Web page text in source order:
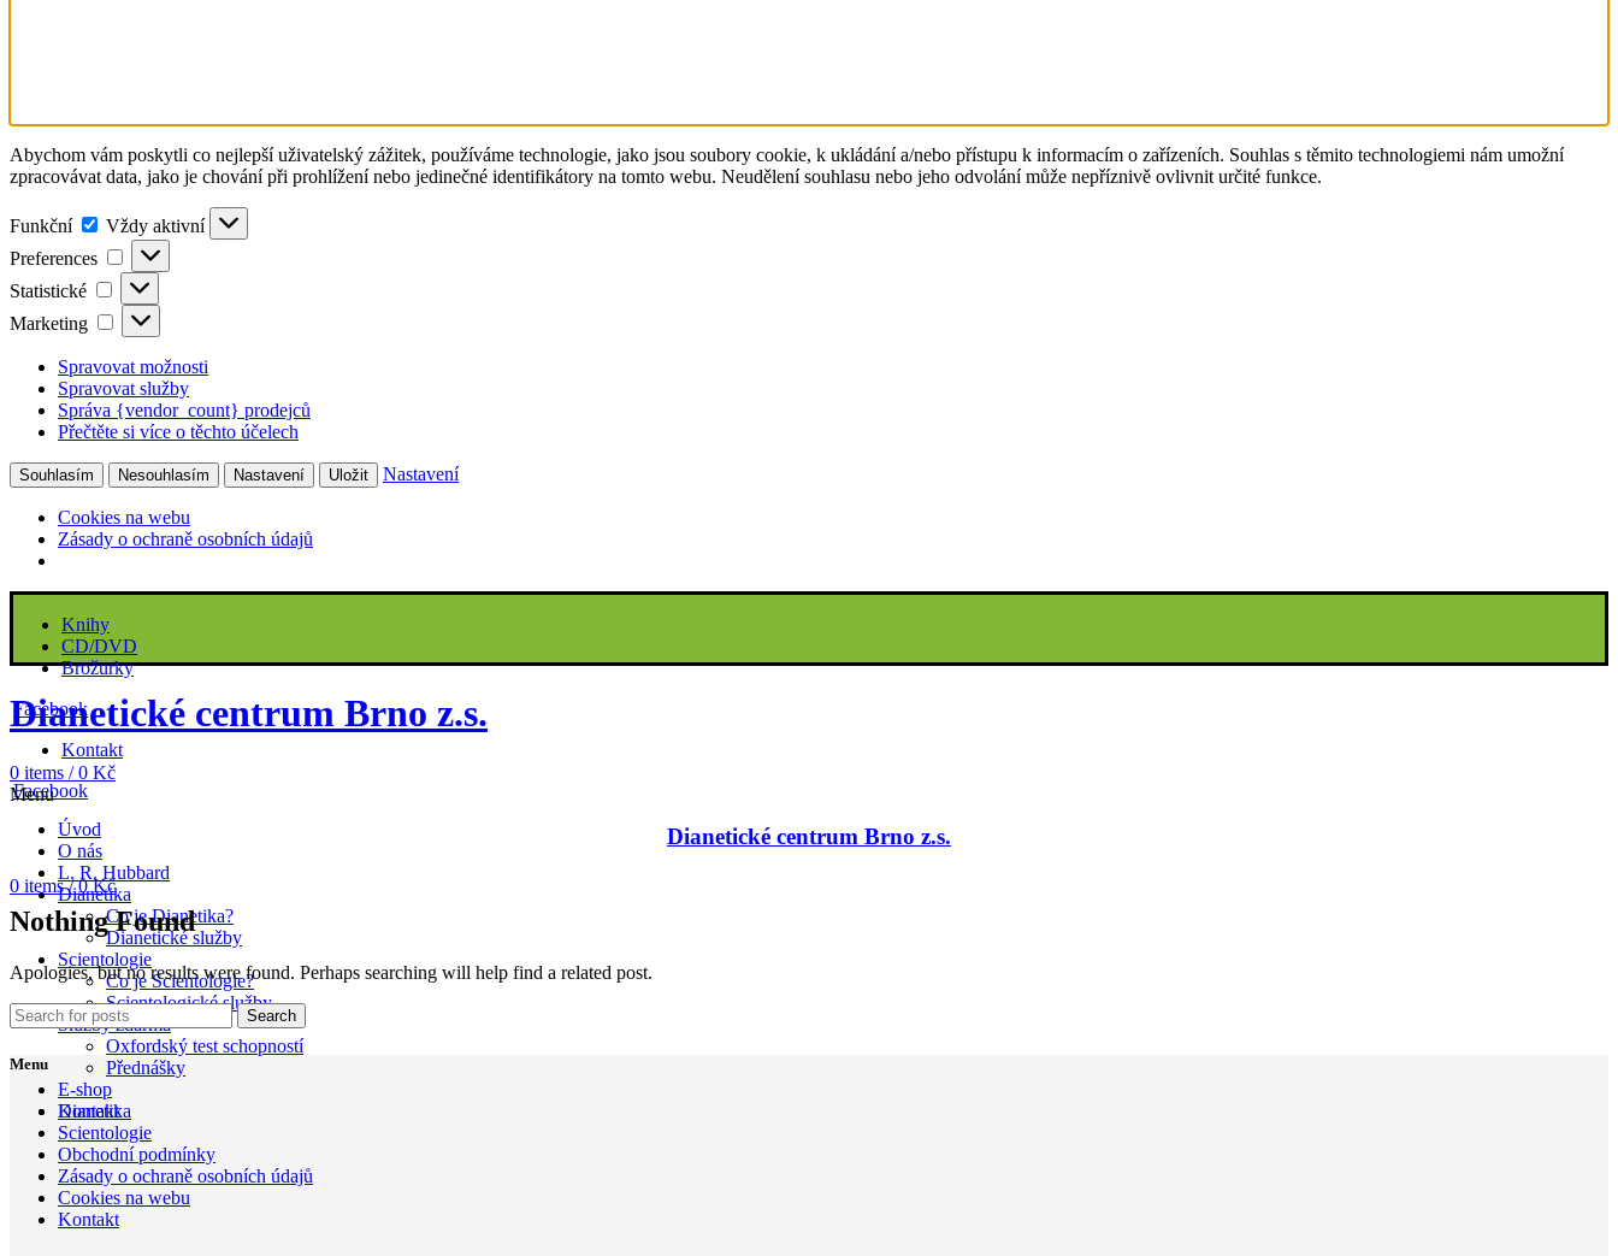
Abychom vám poskytli co nejlepší uživatelský zážitek, používáme technologie, jako jsou soubory cookie, k ukládání a/nebo přístupu k informacím o zařízeních. Souhlas s těmito technologiemi nám umožní
zpracovávat data, jako je chování při prohlížení nebo jedinečné identifikátory na tomto webu. Neudělení souhlasu nebo jeho odvolání může nepříznivě ovlivnit určité funkce.
Funkční Funkční
Vždy aktivní
Preferences
Preferences
Statistické Statistické
Marketing Marketing
Spravovat možnosti
Spravovat služby
Správa {vendor_count} prodejců
Přečtěte si více o těchto účelech
Souhlasím Nesouhlasím Nastavení Uložit Nastavení
Cookies na webu
Zásady o ochraně osobních údajů
Knihy
CD/DVD
Brožurky
Facebook
Kontakt
Facebook
Dianetické centrum Brno z.s.
0 items / 0 Kč
Menu
Dianetické centrum Brno z.s.
0 items / 0Kč
Úvod
O nás
L. R. Hubbard
Dianetika
Co je Dianetika?
Dianetické služby
Scientologie
Co je Scientologie?
Scientologické služby
Služby zdarma
Oxfordský test schopností
Přednášky
E-shop
Kontakt
Nothing Found
Apologies, but no results were found. Perhaps searching will help find a related post.
Search
Menu
Dianetika
Scientologie
Obchodní podmínky
Zásady o ochraně osobních údajů
Cookies na webu
Kontakt